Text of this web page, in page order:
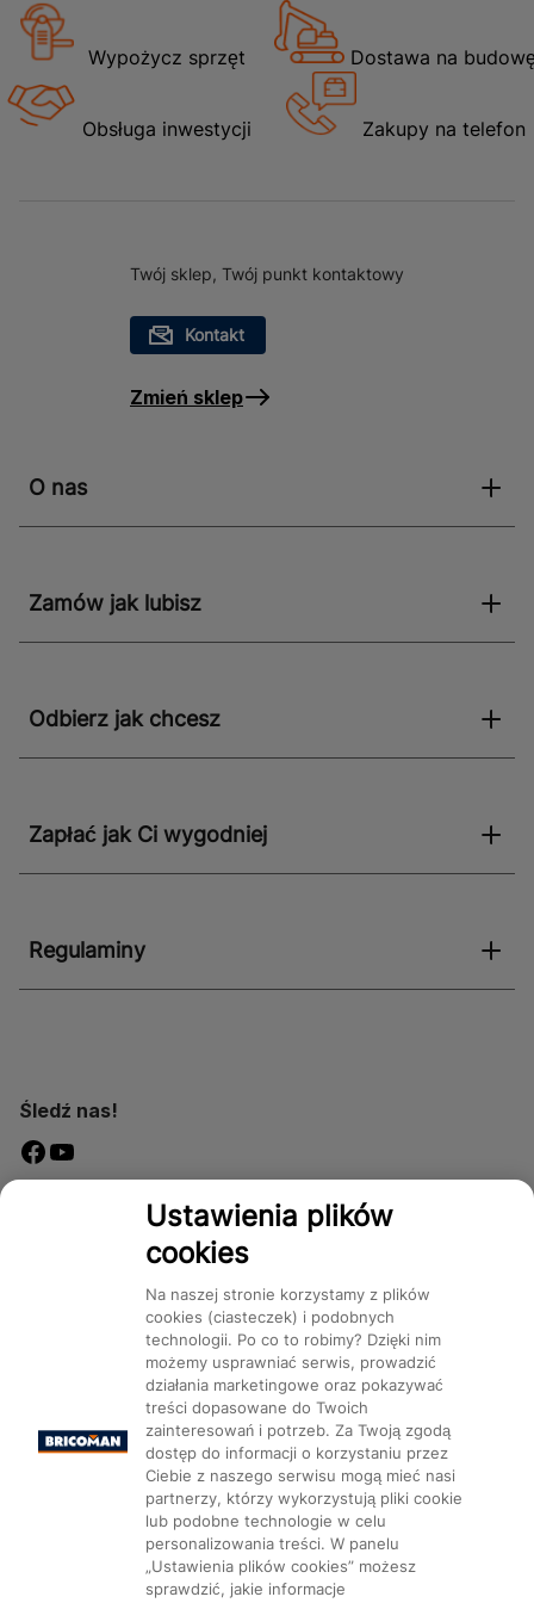
Dodatkowo, miska WC Veron charakteryzuje się
wirowym systemem spłukiwania, który zapewnia
skuteczne i oszczędne zużycie wody, co jest nie tylko
korzystne dla środowiska, ale także dla domowego
budżetu.
wolnoopadającą znajduje zastosowanie w
różnorodnych przestrzeniach łazienkowych, zarówno w
publicznej. Dzięki swoim kompaktowym wymiarom
idealnym wyborem dla osób poszukujących
nowoczesny design i funkcjonalność sprawiają, że jest
Wypożycz sprzęt Dostawa na
Obsługa inwestycji Zakupy na telefon
Twój sklep, Twój punkt kontaktowy
Kontakt
Zmień sklep
O nas
Zamów jak lubisz
Odbierz jak chcesz
Zapłać jak Ci wygodniej
Regulaminy
Śledź nas!
Dostępność
Kategorie Produkty Marki CMS
Ustawienia plików cookie
Ustawienia plików
cookies
Na naszej stronie korzystamy z plików
cookies (ciasteczek) i podobnych
technologii. Po co to robimy? Dzięki nim
możemy usprawniać serwis, prowadzić
działania marketingowe oraz pokazywać
treści dopasowane do Twoich
zainteresowań i potrzeb. Za Twoją zgodą
dostęp do informacji o korzystaniu przez
Ciebie z naszego serwisu mogą mieć nasi
partnerzy, którzy wykorzystują pliki cookie
lub podobne technologie w celu
personalizowania treści. W panelu
„Ustawienia plików cookies” możesz
sprawdzić, jakie informacje